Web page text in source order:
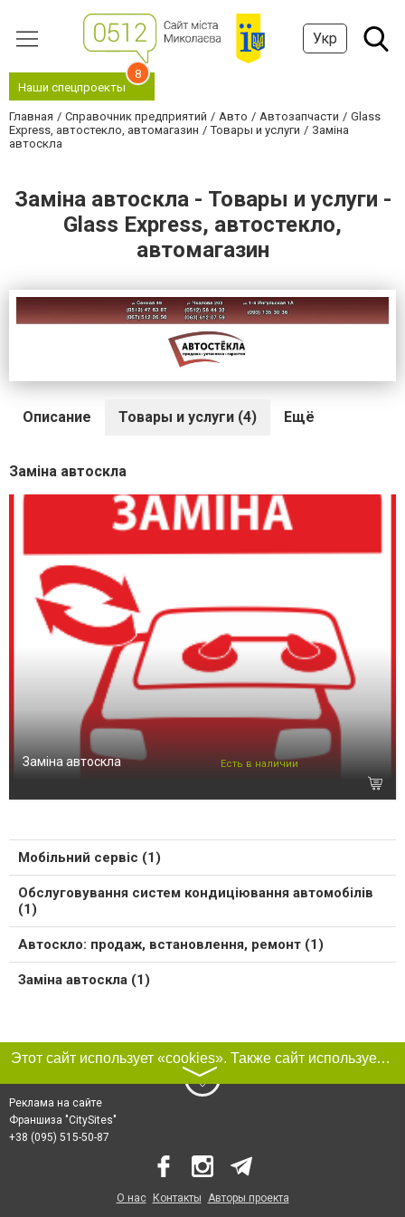
Укр
Наши спецпроекты
8
Главная Справочник предприятий Авто Автозапчасти
Glass
Express, автостекло, автомагазин
Товары и услуги
Заміна
автоскла
Заміна автоскла - Товары и услуги -
Glass Express, автостекло,
автомагазин
Описание Товары и услуги (4) Ещё
Заміна автоскла
Заміна автоскла Есть в наличии
Мобільний сервіс (1)
Обслуговування систем кондиціювання автомобілів
(1)
Автоскло: продаж, встановлення, ремонт (1)
Заміна автоскла (1)
Этот сайт использует «cookies». Также сайт использует интернет-сервис для сбора технических данных касательно посетителей с целью получения маркетинговой и статистической информации. Условия обработки данных посетителей сайта см.
〉
Реклама на сайте
Франшиза "CitySites"
+38 (095) 515-50-87
О нас Контакты Авторы проекта